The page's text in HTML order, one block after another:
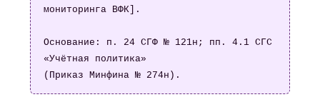
мониторинга ВФК].
Основание: п. 24 СГФ № 121н; пп. 4.1 СГС
«Учётная политика»
(Приказ Минфина № 274н).